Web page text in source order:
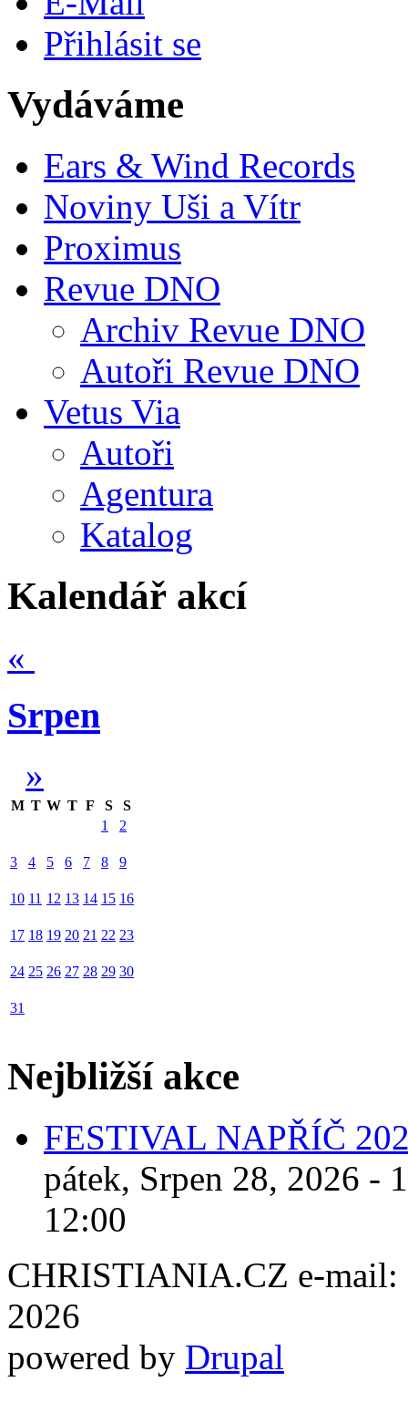
Přihlásit se
Vydáváme
Ears & Wind Records
Noviny Uši a Vítr
Proximus
Revue DNO
Archiv Revue DNO
Autoři Revue DNO
Vetus Via
Autoři
Agentura
Katalog
Kalendář akcí
«
Srpen
»
M T W T F S
S
1
2
3 4 5 6 7 8 9
10 11 12 13 14 15 16
17 18 19 20 21 22 23
24 25 26 27 28 29 30
31
Nejbližší akce
FESTIVAL NAPŘÍČ
pátek, Srpen 28, 2026 -
12:00
CHRISTIANIA.CZ e-mail:
2026
powered by Drupal